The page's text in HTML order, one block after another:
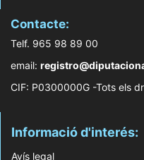
Contacte:
Telf. 965 98 89 00
email:
CIF: P0300000G -Tots els
Informació d'interés:
Avís legal